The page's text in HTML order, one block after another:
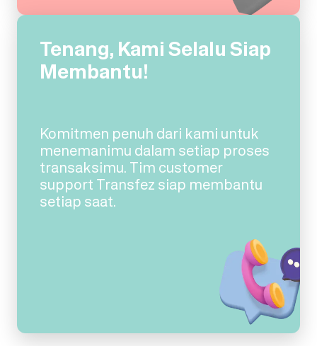
Tenang, Kami Selalu Siap
Membantu!
Komitmen penuh dari kami untuk
menemanimu dalam setiap proses
transaksimu. Tim customer
support Transfez siap membantu
setiap saat.